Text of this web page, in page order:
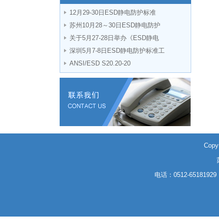
12月29-30日ESD静电防护标准
苏州10月28～30日ESD静电防护
关于5月27-28日举办《ESD静电
深圳5月7-8日ESD静电防护标准工
ANSI/ESD S20.20-20
电话：0512-